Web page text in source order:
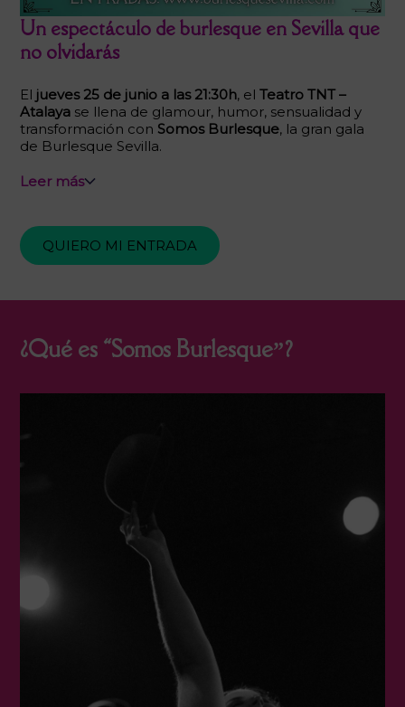
Un espectáculo de burlesque en Sevilla que
no olvidarás
El jueves 25 de junio a las 21:30h, el Teatro TNT –
Atalaya se llena de glamour, humor, sensualidad y
transformación con Somos Burlesque, la gran gala
de Burlesque Sevilla.
Leer más
QUIERO MI ENTRADA
¿Qué es “Somos Burlesque”?